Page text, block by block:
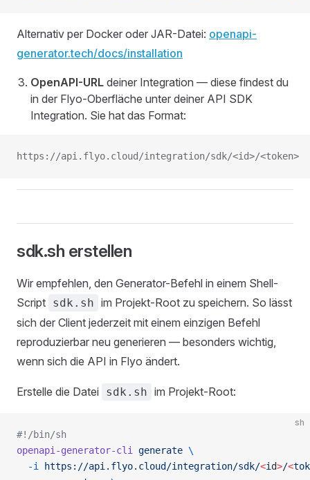
Alternativ per Docker oder JAR-Datei: openapi-
generator.tech/docs/installation
OpenAPI-URL deiner Integration — diese findest du
in der Flyo-Oberfläche unter deiner API SDK
Integration. Sie hat das Format:
https://api.flyo.cloud/integration/sdk/<id>/<token>
sdk.sh erstellen
Wir empfehlen, den Generator-Befehl in einem Shell-
Script sdk.sh im Projekt-Root zu speichern. So lässt
sich der Client jederzeit mit einem einzigen Befehl
reproduzierbar neu generieren — besonders wichtig,
wenn sich die API in Flyo ändert.
Erstelle die Datei sdk.sh im Projekt-Root:
sh
#!/bin/sh
openapi-generator-cli
generate \
  -i
https://api.flyo.cloud/integration/sdk/<i d>/<